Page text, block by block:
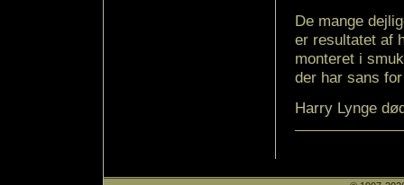
De mange
er resultatet af
monteret i
der har sans
Harry Lynge